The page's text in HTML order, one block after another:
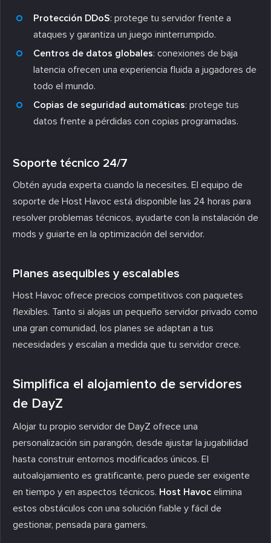
Protección DDoS: protege tu servidor frente a
ataques y garantiza un juego ininterrumpido.
Centros de datos globales: conexiones de baja
latencia ofrecen una experiencia fluida a jugadores de
todo el mundo.
Copias de seguridad automáticas: protege tus
datos frente a pérdidas con copias programadas.
Soporte técnico 24/7
Obtén ayuda experta cuando la necesites. El equipo de
soporte de Host Havoc está disponible las 24 horas para
resolver problemas técnicos, ayudarte con la instalación de
mods y guiarte en la optimización del servidor.
Planes asequibles y escalables
Host Havoc ofrece precios competitivos con paquetes
flexibles. Tanto si alojas un pequeño servidor privado como
una gran comunidad, los planes se adaptan a tus
necesidades y escalan a medida que tu servidor crece.
Simplifica el alojamiento de servidores
de DayZ
Alojar tu propio servidor de DayZ ofrece una
personalización sin parangón, desde ajustar la jugabilidad
hasta construir entornos modificados únicos. El
autoalojamiento es gratificante, pero puede ser exigente
en tiempo y en aspectos técnicos. Host Havoc elimina
estos obstáculos con una solución fiable y fácil de
gestionar, pensada para gamers.